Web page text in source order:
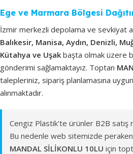
Ege ve Marmara Bölgesi
İzmir merkezli depolama ve sevkiyat
Balıkesir, Manisa, Aydın, Denizli,
Kütahya ve Uşak başta olmak üzere
gönderimi sağlamaktayız. Toptan
talepleriniz, sipariş planlamasına
alınmaktadır.
Cengiz Plastik'te ürünler B2B satış
Bu nedenle web sitemizde
MANDAL SİLİKONLU 10LU için